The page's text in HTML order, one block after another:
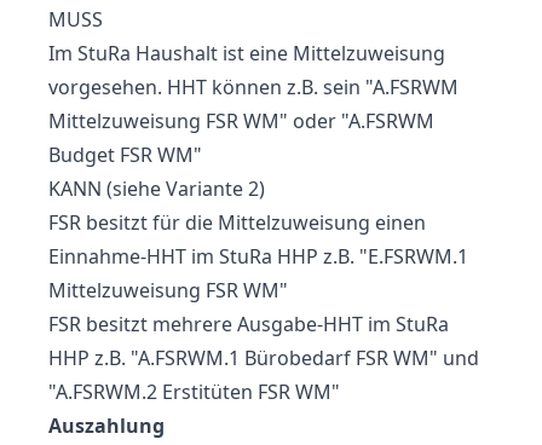
MUSS
Im StuRa Haushalt ist eine Mittelzuweisung
vorgesehen. HHT können z.B. sein "A.FSRWM
Mittelzuweisung FSR WM" oder "A.FSRWM
Budget FSR WM"
KANN (siehe Variante 2)
FSR besitzt für die Mittelzuweisung einen
Einnahme-HHT im StuRa HHP z.B. "E.FSRWM.1
Mittelzuweisung FSR WM"
FSR besitzt mehrere Ausgabe-HHT im StuRa
HHP z.B. "A.FSRWM.1 Bürobedarf FSR WM" und
"A.FSRWM.2 Erstitüten FSR WM"
Auszahlung